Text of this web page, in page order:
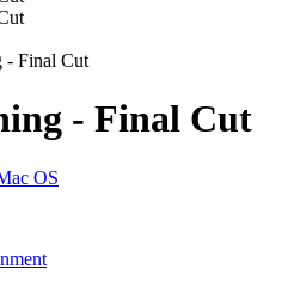
- Final Cut
OS